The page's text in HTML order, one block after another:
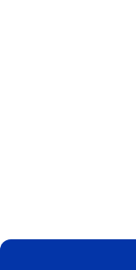
ZÁPÄTIE